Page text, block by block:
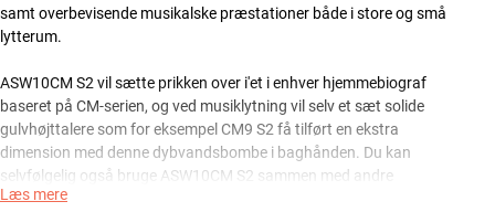
samt overbevisende musikalske præstationer både i store og små
lytterum.
ASW10CM S2 vil sætte prikken over i'et i enhver hjemmebiograf
baseret på CM-serien, og ved musiklytning vil selv et sæt solide
gulvhøjttalere som for eksempel CM9 S2 få tilført en ekstra
dimension med denne dybvandsbombe i baghånden. Du kan
selvfølgelig også bruge ASW10CM S2 sammen med andre
kvalitetshøjttalere fra Bowers & Wilkins eller andre producenter.
Læs mere